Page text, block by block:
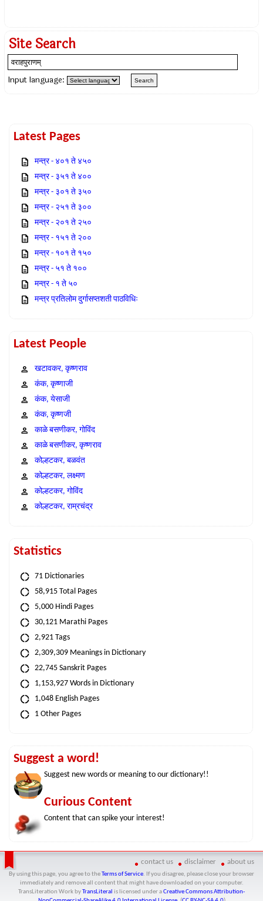
Site Search
Input language:
Latest Pages
मन्त्र - ४०१ ते ४५०
मन्त्र - ३५१ ते ४००
मन्त्र - ३०१ ते ३५०
मन्त्र - २५१ ते ३००
मन्त्र - २०१ ते २५०
मन्त्र - १५१ ते २००
मन्त्र - १०१ ते १५०
मन्त्र - ५१ ते १००
मन्त्र - १ ते ५०
मन्त्र प्रतिलोम दुर्गासप्तशती पाठविधिः
Latest People
खटावकर, कृष्णराव
कंक, कृष्णाजी
कंक, येसाजी
कंक, कृष्णजी
काळे बसणीकर, गोविंद
काळे बसणीकर, कृष्णराव
कोल्हटकर, बळवंत
कोल्हटकर, लक्ष्मण
कोल्हटकर, गोविंद
कोल्हटकर, राम्रचंद्र
Statistics
71 Dictionaries
58,915 Total Pages
5,000 Hindi Pages
30,121 Marathi Pages
2,921 Tags
2,309,309 Meanings in Dictionary
22,745 Sanskrit Pages
1,153,927 Words in Dictionary
1,048 English Pages
1 Other Pages
Suggest a word!
Suggest new words or meaning to our dictionary!!
Curious Content
Content that can spike your interest!
contact us disclaimer about us
By using this page, you agree to the Terms of Service. If you disagree, please close your browser
immediately and remove all content that might have downloaded on your computer.
TransLiteration Workby TransLiteral is licensed under aCreative Commons Attribution-